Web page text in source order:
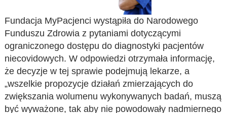
Fundacja MyPacjenci wystąpiła do Narodowego
Funduszu Zdrowia z pytaniami dotyczącymi
ograniczonego dostępu do diagnostyki pacjentów
niecovidowych. W odpowiedzi otrzymała informację,
że decyzje w tej sprawie podejmują lekarze, a
„wszelkie propozycje działań zmierzających do
zwiększania wolumenu wykonywanych badań, muszą
być wyważone, tak aby nie powodowały nadmiernego